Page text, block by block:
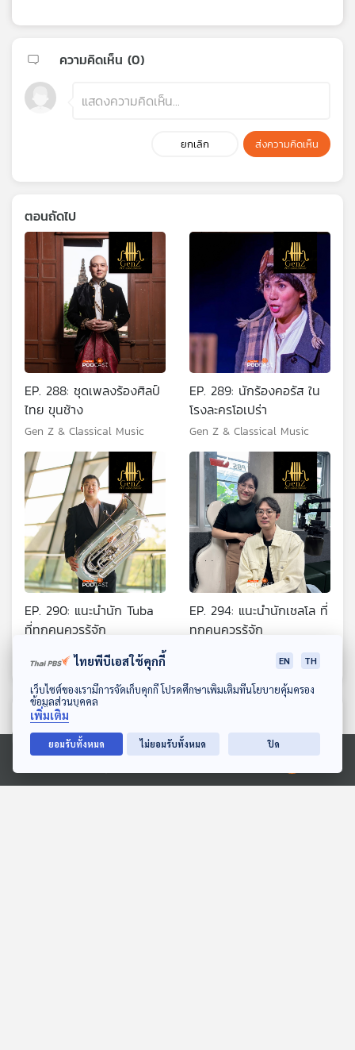
ดาวน์โหลด Thai PBS Podcast Application
Ⓒ 2020 องค์การกระจายเสียงและแพร่ภาพสาธารณะแห่งประเทศไทย
ความคิดเห็น (0)
ยกเลิก ส่งความคิดเห็น
ตอนถัดไป
EP. 288: ชุดเพลงร้องศิลป์
ไทย ขุนช้าง
Gen Z & Classical Music
EP. 289: นักร้องคอรัส ใน
โรงละครโอเปร่า
Gen Z & Classical Music
EP. 290: แนะนำนัก Tuba
ที่ทุกคนควรรู้จัก
Gen Z & Classical Music
EP. 294: แนะนำนักเชลโล ที่
ทุกคนควรรู้จัก
Gen Z & Classical Music
ตอนที่เกี่ยวข้อง
ไทยพีบีเอสใช้คุกกี้ EN TH
เว็บไซต์ของเรามีการจัดเก็บคุกกี้ โปรดศึกษาเพิ่มเติมที่นโยบายคุ้มครอง
ข้อมูลส่วนบุคคล
เพิ่มเติม
ยอมรับทั้งหมด ไม่ยอมรับทั้งหมด ปิด